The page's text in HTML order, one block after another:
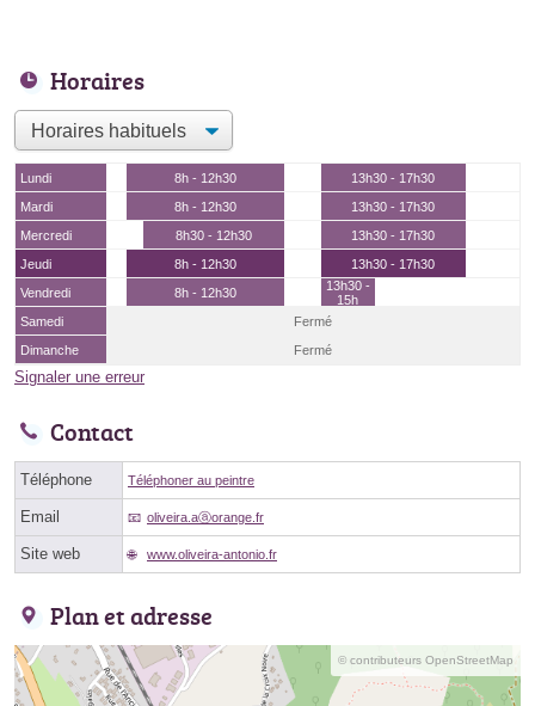
Horaires
Lundi 8h - 12h30
13h30 - 17h30
Mardi
8h - 12h30
13h30 - 17h30
Mercredi
8h30 - 12h30
13h30 - 17h30
Jeudi
8h - 12h30
13h30 - 17h30
Vendredi
8h - 12h30
13h30 -
15h
Samedi
Fermé
Dimanche
Fermé
Signaler une erreur
Contact
Téléphone Téléphoner au peintre
Email oliveira.aⓐorange.fr
Site web www.oliveira-antonio.fr
Plan et adresse
© contributeurs OpenStreetMap